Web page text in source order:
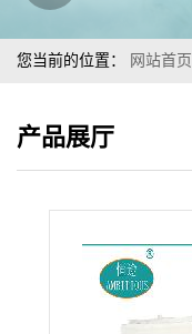
您当前的位置： 网站首页
产品展厅